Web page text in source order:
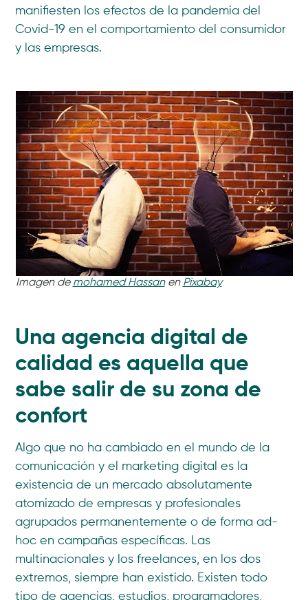
manifiesten los efectos de la pandemia del
Covid-19 en el comportamiento del consumidor
y las empresas.
Imagen de mohamed Hassanen Pixabay
Una agencia digital de
calidad es aquella que
sabe salir de su zona de
confort
Algo que no ha cambiado en el mundo de la
comunicación y el marketing digital es la
existencia de un mercado absolutamente
atomizado de empresas y profesionales
agrupados permanentemente o de forma ad-
hoc en campañas específicas. Las
multinacionales y los freelances, en los dos
extremos, siempre han existido. Existen todo
tipo de agencias, estudios, programadores,